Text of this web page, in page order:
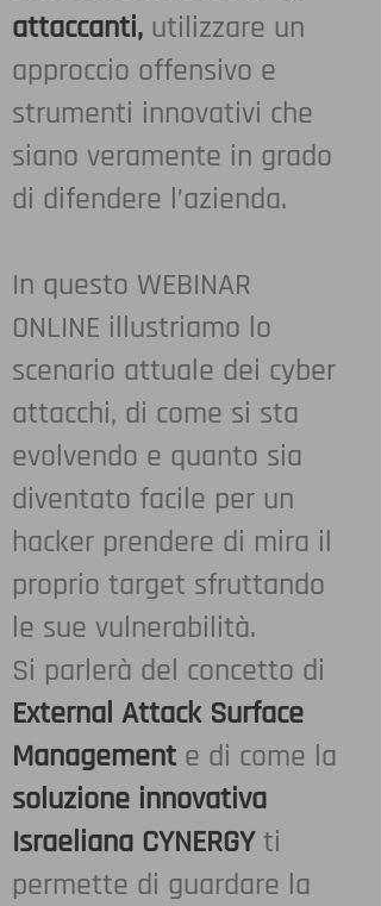
attaccanti, utilizzare un
approccio offensivo e
strumenti innovativi che
siano veramente in grado
di difendere l’azienda.
In questo WEBINAR
ONLINE illustriamo lo
scenario attuale dei cyber
attacchi, di come si sta
evolvendo e quanto sia
diventato facile per un
hacker prendere di mira il
proprio target sfruttando
le sue vulnerabilità.
Si parlerà del concetto di
External Attack Surface
Management e di come la
soluzione innovativa
Israeliana CYNERGYti
permette di guardare la